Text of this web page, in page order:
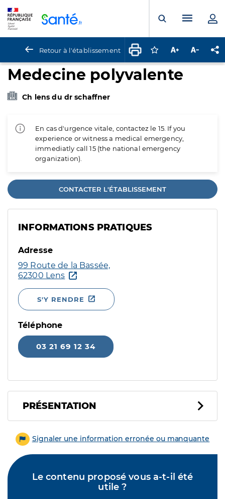
Ouvrir laMenu
Retour à l'établissement Connectez-vous
Augmenter la
Medecine polyvalente
Ch lens du dr schaffner
En cas d'urgence vitale, contactez le 15. If you
experience or witness a medical emergency,
immediatly call 15 (the national emergency
organization).
CONTACTER L'ÉTABLISSEMENT
INFORMATIONS PRATIQUES
Adresse
99 Route de la Bassée,
62300 Lens
S'Y RENDRE
Téléphone
03 21 69 12 34
PRÉSENTATION
Signaler une information erronée ou manquante
Le contenu proposé vous a-t-il été
utile ?